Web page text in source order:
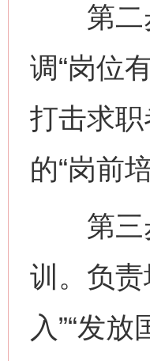
第二步
调“岗位
打击求
的“岗前
第三步
训。负责
入”“发